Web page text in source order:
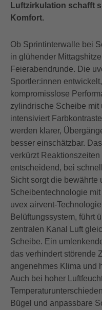
Luftzirkulation schafft
Komfort.
Ob Sprintinterwalle bei
in glühender
Feierabendrunde. Die
Sportler:innen
kompromisslose
zylindrische Scheibe
intensiviert
werden klarer,
besser einschätzbar.
verkürzt
entscheidend, bei
Sicht sorgt die
Scheibentechnologie
uvex airvent-
Belüftungssystem, führt
zentralen Kanal Luft
Scheibe. Ein
das verhindert störende
angenehmes Klima und
Auch bei hoher
Bügel und anpassbare